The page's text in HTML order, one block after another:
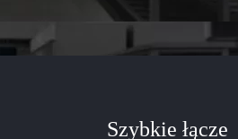
Szybkie łącze